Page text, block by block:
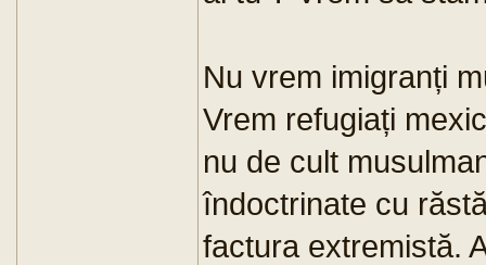
Nu vrem imigranți
Vrem refugiați
nu de cult
îndoctrinate cu
factura extremistă.